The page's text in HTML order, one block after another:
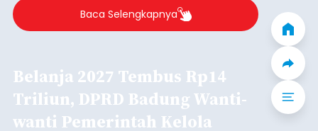
Baca Selengkapnya
Belanja 2027 Tembus Rp14
Triliun, DPRD Badung Wanti-
wanti Pemerintah Kelola